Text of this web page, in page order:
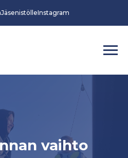
JäsenistölleInstagram
vaihto